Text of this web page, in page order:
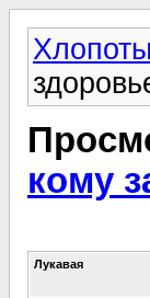
кому
Лукавая